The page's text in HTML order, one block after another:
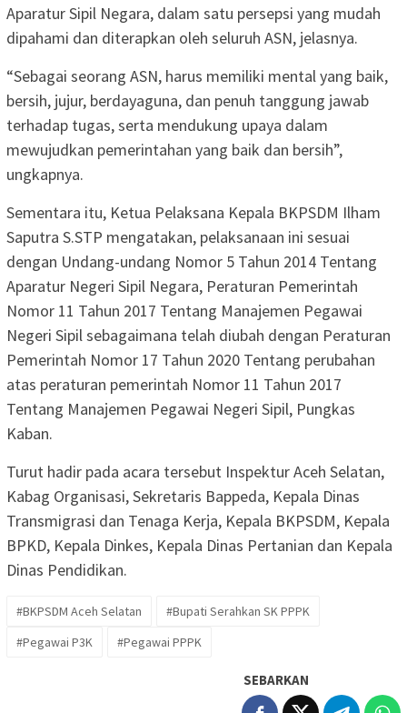
Aparatur Sipil Negara, dalam satu persepsi yang mudah
dipahami dan diterapkan oleh seluruh ASN, jelasnya.
“Sebagai seorang ASN, harus memiliki mental yang baik,
bersih, jujur, berdayaguna, dan penuh tanggung jawab
terhadap tugas, serta mendukung upaya dalam
mewujudkan pemerintahan yang baik dan bersih”,
ungkapnya.
Sementara itu, Ketua Pelaksana Kepala BKPSDM Ilham
Saputra S.STP mengatakan, pelaksanaan ini sesuai
dengan Undang-undang Nomor 5 Tahun 2014 Tentang
Aparatur Negeri Sipil Negara, Peraturan Pemerintah
Nomor 11 Tahun 2017 Tentang Manajemen Pegawai
Negeri Sipil sebagaimana telah diubah dengan Peraturan
Pemerintah Nomor 17 Tahun 2020 Tentang perubahan
atas peraturan pemerintah Nomor 11 Tahun 2017
Tentang Manajemen Pegawai Negeri Sipil, Pungkas
Kaban.
Turut hadir pada acara tersebut Inspektur Aceh Selatan,
Kabag Organisasi, Sekretaris Bappeda, Kepala Dinas
Transmigrasi dan Tenaga Kerja, Kepala BKPSDM, Kepala
BPKD, Kepala Dinkes, Kepala Dinas Pertanian dan Kepala
Dinas Pendidikan.
#BKPSDM Aceh Selatan
#Bupati Serahkan SK PPPK
#Pegawai P3K
#Pegawai PPPK
SEBARKAN